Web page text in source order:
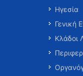
Ηγεσία
Γενική
Κλάδοι